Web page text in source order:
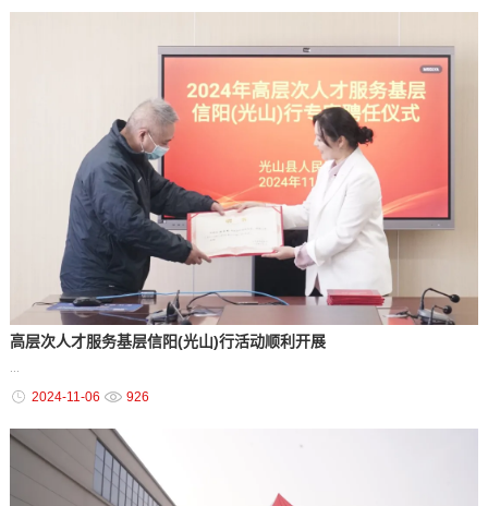
高层次人才服务基层信阳(光山)行活动顺利开展
2024-11-06 926